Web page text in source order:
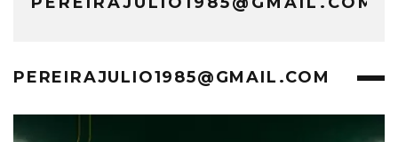
PEREIRAJULIO1985@GMAIL.COM